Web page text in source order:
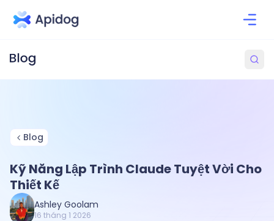
Blog
Kỹ Năng Lập Trình Claude Tuyệt Vời Cho
Thiết Kế
Ashley Goolam
16 tháng 1 2026